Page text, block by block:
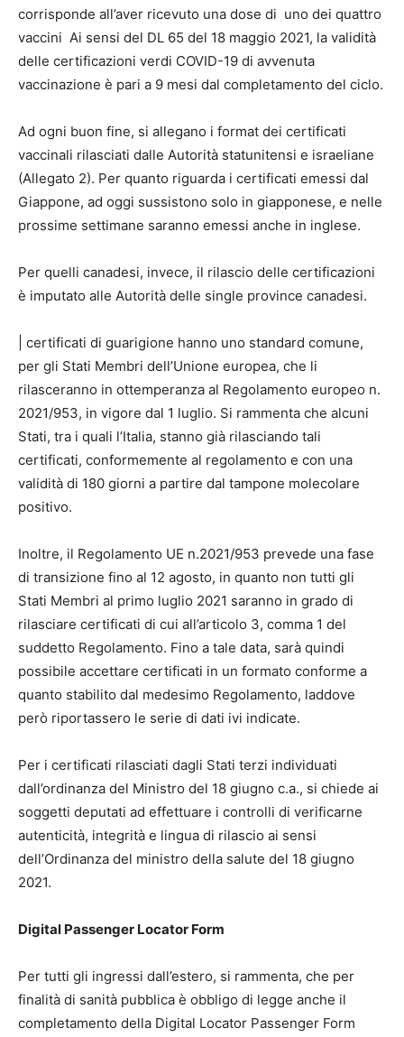
corrisponde all’aver ricevuto una dose di uno dei quattro
vaccini Ai sensi del DL 65 del 18 maggio 2021, la validità
delle certificazioni verdi COVID-19 di avvenuta
vaccinazione è pari a 9 mesi dal completamento del ciclo.
Ad ogni buon fine, si allegano i format dei certificati
vaccinali rilasciati dalle Autorità statunitensi e israeliane
(Allegato 2). Per quanto riguarda i certificati emessi dal
Giappone, ad oggi sussistono solo in giapponese, e nelle
prossime settimane saranno emessi anche in inglese.
Per quelli canadesi, invece, il rilascio delle certificazioni
è imputato alle Autorità delle single province canadesi.
| certificati di guarigione hanno uno standard comune,
per gli Stati Membri dell’Unione europea, che li
rilasceranno in ottemperanza al Regolamento europeo n.
2021/953, in vigore dal 1 luglio. Si rammenta che alcuni
Stati, tra i quali l’Italia, stanno già rilasciando tali
certificati, conformemente al regolamento e con una
validità di 180 giorni a partire dal tampone molecolare
positivo.
Inoltre, il Regolamento UE n.2021/953 prevede una fase
di transizione fino al 12 agosto, in quanto non tutti gli
Stati Membri al primo luglio 2021 saranno in grado di
rilasciare certificati di cui all’articolo 3, comma 1 del
suddetto Regolamento. Fino a tale data, sarà quindi
possibile accettare certificati in un formato conforme a
quanto stabilito dal medesimo Regolamento, laddove
però riportassero le serie di dati ivi indicate.
Per i certificati rilasciati dagli Stati terzi individuati
dall’ordinanza del Ministro del 18 giugno c.a., si chiede ai
soggetti deputati ad effettuare i controlli di verificarne
autenticità, integrità e lingua di rilascio ai sensi
dell’Ordinanza del ministro della salute del 18 giugno
2021.
Digital Passenger Locator Form
Per tutti gli ingressi dall’estero, si rammenta, che per
finalità di sanità pubblica è obbligo di legge anche il
completamento della Digital Locator Passenger Form